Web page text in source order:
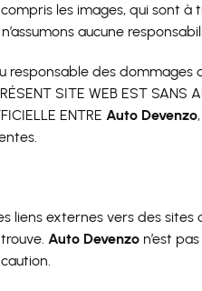
les images, qui sont
aucune
responsable des dommages
SITE WEB EST SANS
ENTRE Auto Devenzo
liens externes vers des sites
Auto Devenzo n’est